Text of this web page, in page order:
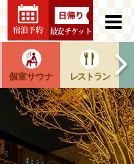
最安チケット
宿泊予約
個室サウナ レストラン